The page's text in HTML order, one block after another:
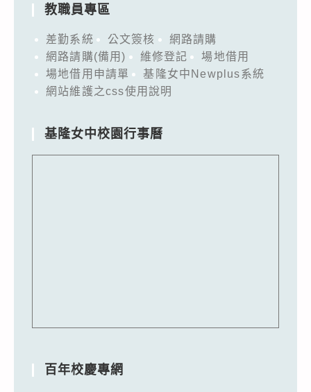
教職員專區
差勤系統 公文簽核
網路請購
網路請購(備用)
維修登記
場地借用
場地借用申請單
基隆女中Newplus系統
網站維護之css使用說明
基隆女中校園行事曆
百年校慶專網